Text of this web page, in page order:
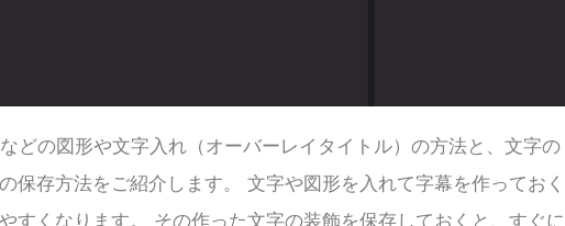
どの図形や文字入れ（オーバーレイタイトル）の方法と、文字の
保存方法をご紹介します。 文字や図形を入れて字幕を作っておく
すくなります。 その作った文字の装飾を保存しておくと、すぐに